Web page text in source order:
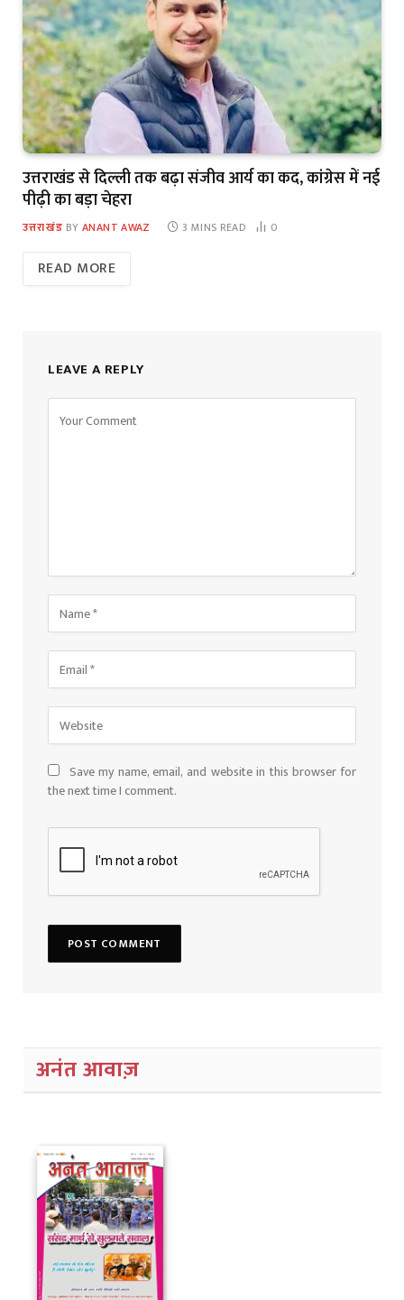
उत्तराखंड से दिल्ली तक बढ़ा संजीव आर्य का कद, कांग्रेस में नई
पीढ़ी का बड़ा चेहरा
उत्तराखंड BY ANANT AWAZ 3 MINS READ 0
READ MORE
LEAVE A REPLY
Save my name, email, and website in this browser for
the next time I comment.
अनंत आवाज़